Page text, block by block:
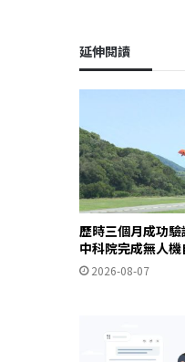
延伸閱讀
歷時三個月成功
中科院完成無人
2026-08-07